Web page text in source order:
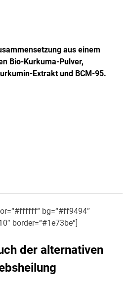
aus einem
Bio-Kurkuma-Pulver,
Extrakt und BCM-95.
bg=“#ff9494″
border=“#1e73be“]
der alternativen